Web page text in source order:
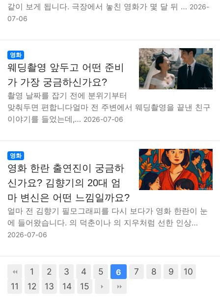
같이 보게 됩니다. 극장에서 놓친 영화가 몇 달 뒤 … 2026-
07-06
영화
웨딩촬영 앞두고 어떤 준비
가 가장 궁금하신가요?
촬영 날짜를 잡기 전에 분위기부터
맞춰두면 편합니다얼마 전 주변에서 웨딩촬영을 끝낸 친구
이야기를 들었는데,… 2026-07-06
영화
영화 한란 출연진이 궁금하
신가요? 김향기의 20대 엄
마 변신은 어떤 느낌일까요?
얼마 전 김향기 필모그래피를 다시 보다가 영화 한란이 눈
에 들어왔습니다. 의 덕춘이나 의 지우처럼 선한 인상…
2026-07-06
1 2 3 4 5 6 7 8 9
10
11
12 13 14 15